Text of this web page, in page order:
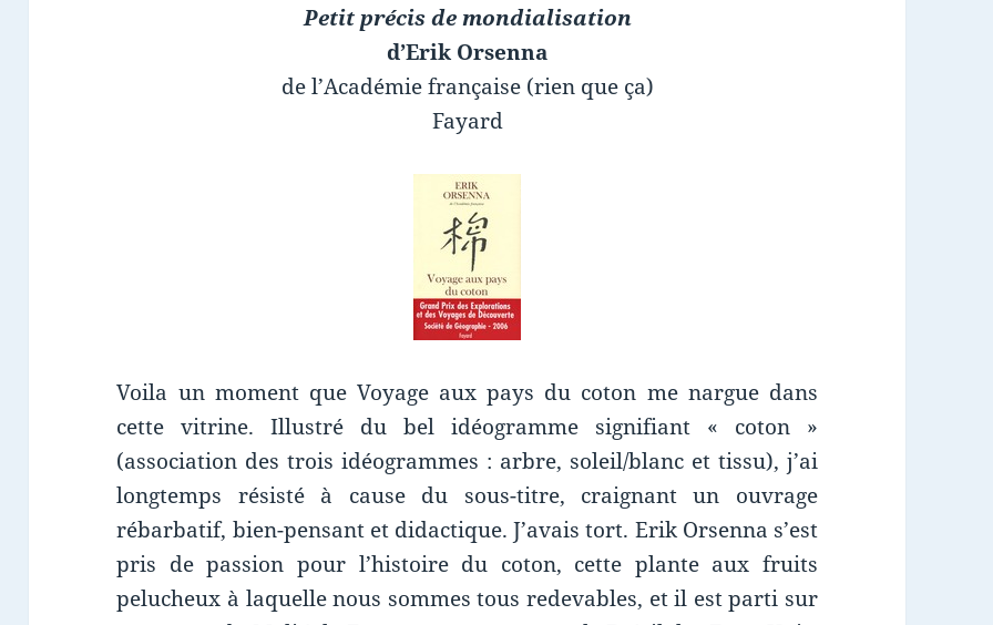
Petit précis de mondialisation
d’Erik Orsenna
de l’Académie française (rien que ça)
Fayard
Voila un moment que Voyage aux pays du coton me nargue dans
cette vitrine. Illustré du bel idéogramme signifiant « coton »
(association des trois idéogrammes : arbre, soleil/blanc et tissu), j’ai
longtemps résisté à cause du sous-titre, craignant un ouvrage
rébarbatif, bien-pensant et didactique. J’avais tort. Erik Orsenna s’est
pris de passion pour l’histoire du coton, cette plante aux fruits
pelucheux à laquelle nous sommes tous redevables, et il est parti sur